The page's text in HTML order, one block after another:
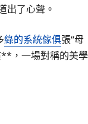
出了心聲。
綠的系統傢俱張“母
**，一場對稱的美學